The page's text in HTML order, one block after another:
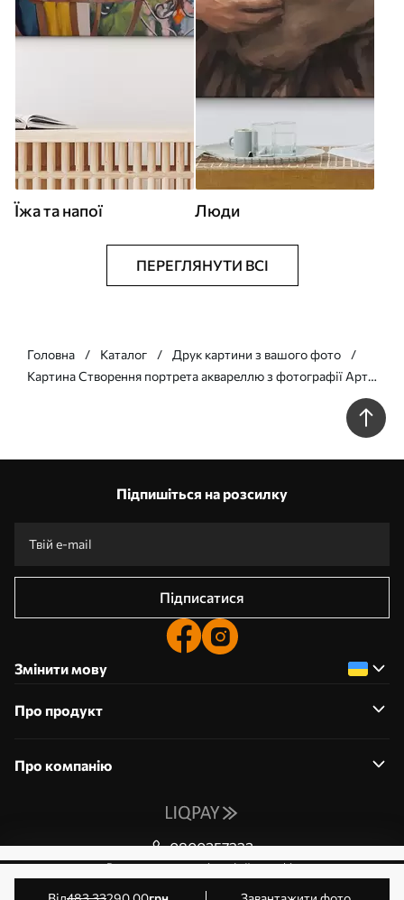
Їжа та напої Люди
ПЕРЕГЛЯНУТИ ВСІ
Головна Каталог
Друк картини з вашого фото
Картина Створення портрета аквареллю з фотографії Арт.
Підпишіться на розсилку
Підписатися
Змінити мову
Про продукт
Про компанію
0800357223
Редагування дозволів на файли cookie
© 2011-2026 Art-holst. Усі права захищені. Власник: